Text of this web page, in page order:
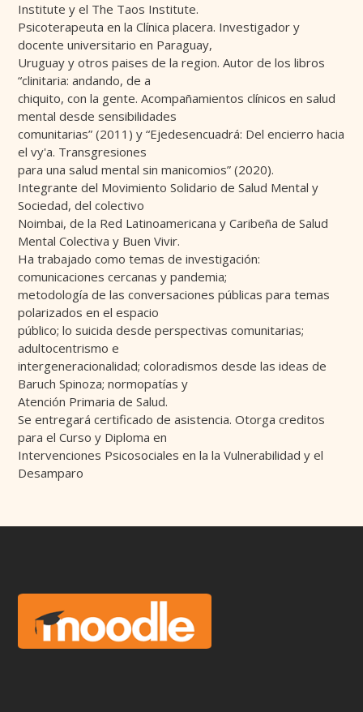
Institute y el The Taos Institute.
Psicoterapeuta en la Clínica placera. Investigador y
docente universitario en Paraguay,
Uruguay y otros paises de la region. Autor de los libros
“clinitaria: andando, de a
chiquito, con la gente. Acompañamientos clínicos en salud
mental desde sensibilidades
comunitarias” (2011) y “Ejedesencuadrá: Del encierro hacia
el vy'a. Transgresiones
para una salud mental sin manicomios” (2020).
Integrante del Movimiento Solidario de Salud Mental y
Sociedad, del colectivo
Noimbai, de la Red Latinoamericana y Caribeña de Salud
Mental Colectiva y Buen Vivir.
Ha trabajado como temas de investigación:
comunicaciones cercanas y pandemia;
metodología de las conversaciones públicas para temas
polarizados en el espacio
público; lo suicida desde perspectivas comunitarias;
adultocentrismo e
intergeneracionalidad; coloradismos desde las ideas de
Baruch Spinoza; normopatías y
Atención Primaria de Salud.
Se entregará certificado de asistencia. Otorga creditos
para el Curso y Diploma en
Intervenciones Psicosociales en la la Vulnerabilidad y el
Desamparo